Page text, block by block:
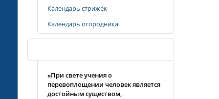
Календарь стрижек
Календарь огородника
«При свете учения о
перевоплощении человек является
достойным существом,